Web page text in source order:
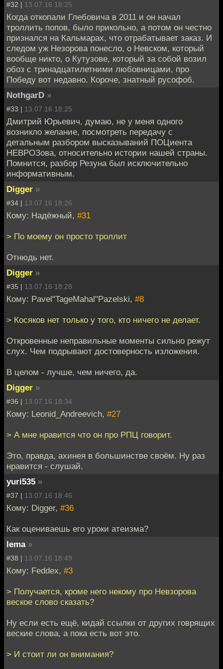
#32 | 13.07.16 18:25
Когда откопали Глебовича в 2011 и он начал
троллить попов, было прикольно, а потом он честно
признался на Кальмарах, что отрабатывает заказ. И
следом уж Незорова понесло, о Невском, который
вообще никто, о Кутузове, который за собой возил
обоз с тринадцатилетними любовницами, про
Победу вот недавно. Короче, знатный русофоб.
NothgarD »
#33 | 13.07.16 18:25
Дмитрий Юрьевич, думаю, не у меня одного
возникло желание, посмотреть передачу с
детальным разбором высказываний ПОЦиента
НЕВРОЗова, относительно истории нашей страны.
Помнится, разбор Резуна был исключительно
информативным.
Digger »
#34 | 13.07.16 18:26
Кому: Надёжный, #31
> По моему он просто троллит
Отнюдь нет.
Digger »
#35 | 13.07.16 18:28
Кому: Pavel"TageMahal"Pazelski, #8
> Косяков нет только у того, кто ничего не делает.
Откровенные неправильные моменты сильно режут
слух. Чем подрывают достоверность изложения.
В целом - лучше, чем ничего, да.
Digger »
#36 | 13.07.16 18:34
Кому: Leonid_Andreevich, #27
> А мне нравится что он про РПЦ говорит.
Это, правда, ахинея в большинстве своём. Ну раз
нравится - слушай.
yuri535 »
#37 | 13.07.16 18:46
Кому: Digger, #36
Как оцениваешь его уроки атеизма?
lema »
#38 | 13.07.16 18:49
Кому: Feddex, #3
> Получается, кроме него некому про Невзорова
веское слово сказать?
Ну если есть ещё, кидай ссылки от других говрящих
веские слова, а пока есть вот это.
> И стоит ли он внимания?